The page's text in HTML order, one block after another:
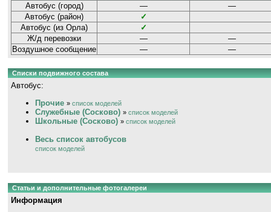
Автобус (город) —
—
Автобус (район)
✓
Автобус (из Орла)
✓
Ж/д перевозки
—
—
Воздушное сообщение
— —
Списки подвижного состава
Автобус:
Прочие » список моделей
Служебные (Сосково) » список моделей
Школьные (Сосково) » список моделей
Весь список автобусов
список моделей
Статьи и дополнительные фотогалереи
Информация